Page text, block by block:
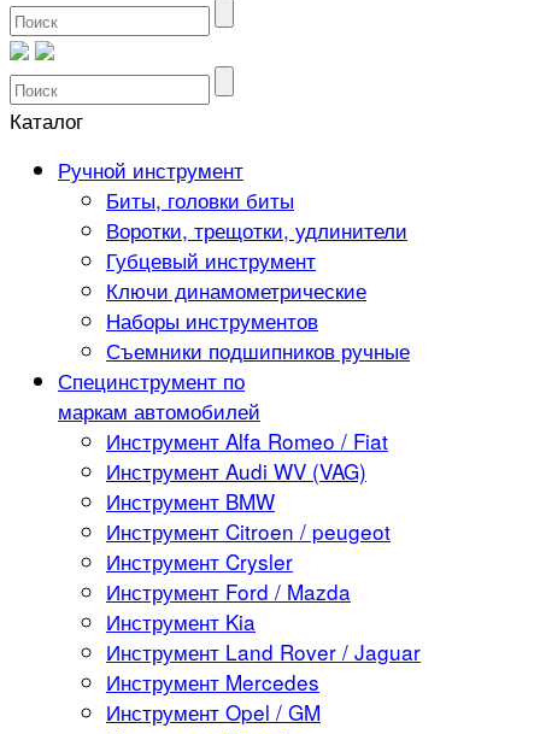
Каталог
Ручной инструмент
Биты, головки биты
Воротки, трещотки, удлинители
Губцевый инструмент
Ключи динамометрические
Наборы инструментов
Съемники подшипников ручные
Специнструмент по
маркам автомобилей
Инструмент Alfa Romeo / Fiat
Инструмент Audi WV (VAG)
Инструмент BMW
Инструмент Citroen / peugeot
Инструмент Crysler
Инструмент Ford / Mazda
Инструмент Kia
Инструмент Land Rover / Jaguar
Инструмент Mercedes
Инструмент Opel / GM